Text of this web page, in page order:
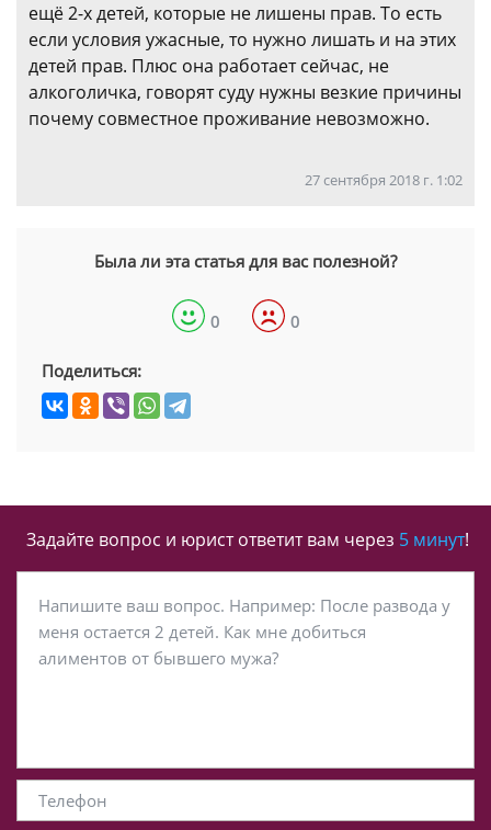
ещё 2-х детей, которые не лишены прав. То есть
если условия ужасные, то нужно лишать и на этих
детей прав. Плюс она работает сейчас, не
алкоголичка, говорят суду нужны везкие причины
почему совместное проживание невозможно.
27 сентября 2018 г. 1:02
Была ли эта статья для вас полезной?
0 0
Поделиться:
Задайте вопрос и юрист ответит вам через 5 минут!